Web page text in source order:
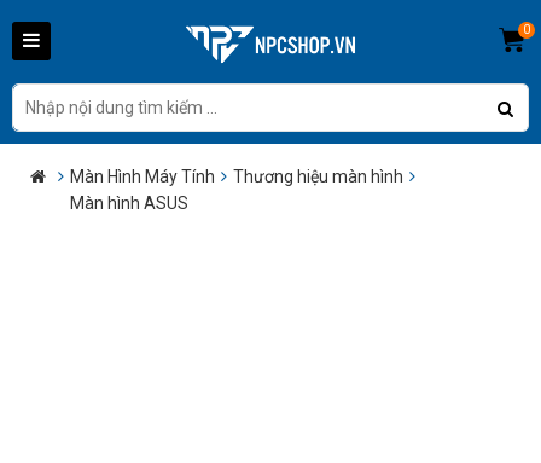
0
Màn Hình Máy Tính
Thương hiệu màn hình
Màn hình ASUS